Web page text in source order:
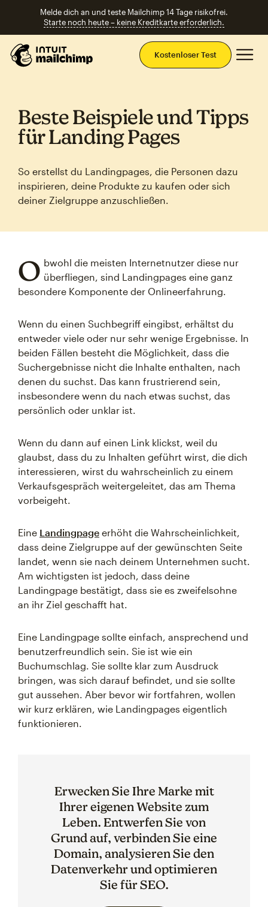
Melde dich an und teste Mailchimp 14 Tage risikofrei.
Starte noch heute – keine Kreditkarte erforderlich.
Kostenloser Test
Beste Beispiele und Tipps
für Landing Pages
So erstellst du Landingpages, die Personen dazu
inspirieren, deine Produkte zu kaufen oder sich
deiner Zielgruppe anzuschließen.
O bwohl die meisten Internetnutzer diese nur
überfliegen, sind Landingpages eine ganz
besondere Komponente der Onlineerfahrung.
Wenn du einen Suchbegriff eingibst, erhältst du
entweder viele oder nur sehr wenige Ergebnisse. In
beiden Fällen besteht die Möglichkeit, dass die
Suchergebnisse nicht die Inhalte enthalten, nach
denen du suchst. Das kann frustrierend sein,
insbesondere wenn du nach etwas suchst, das
persönlich oder unklar ist.
Wenn du dann auf einen Link klickst, weil du
glaubst, dass du zu Inhalten geführt wirst, die dich
interessieren, wirst du wahrscheinlich zu einem
Verkaufsgespräch weitergeleitet, das am Thema
vorbeigeht.
Eine Landingpage erhöht die Wahrscheinlichkeit,
dass deine Zielgruppe auf der gewünschten Seite
landet, wenn sie nach deinem Unternehmen sucht.
Am wichtigsten ist jedoch, dass deine
Landingpage bestätigt, dass sie es zweifelsohne
an ihr Ziel geschafft hat.
Eine Landingpage sollte einfach, ansprechend und
benutzerfreundlich sein. Sie ist wie ein
Buchumschlag. Sie sollte klar zum Ausdruck
bringen, was sich darauf befindet, und sie sollte
gut aussehen. Aber bevor wir fortfahren, wollen
wir kurz erklären, wie Landingpages eigentlich
funktionieren.
Erwecken Sie Ihre Marke mit
Ihrer eigenen Website zum
Leben. Entwerfen Sie von
Grund auf, verbinden Sie eine
Domain, analysieren Sie den
Datenverkehr und optimieren
Sie für SEO.